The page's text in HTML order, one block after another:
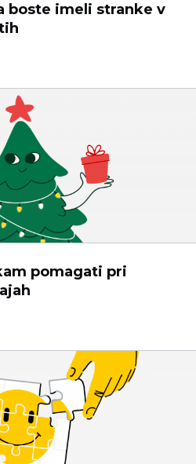
boste imeli stranke v
pomagati pri